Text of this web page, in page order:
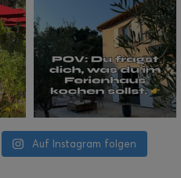
Auf Instagram folgen